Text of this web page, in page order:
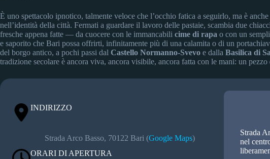
È uno spettacolo ipnotico, talmente veloce che l’occhio fatica a seguirlo, ma è
nell’identità della città. Fermati a guardare il lavoro delle pastaie, scambia due
fresche appena fatte — da cuocere con le immancabili cime di rapa o con un
e saporito che Bari possa offrirti, infinitamente più di una calamita o di un
del borgo antico, a pochi passi dal Castello Normanno-Svevo e dalla Basilica di
tradizione secolare è ancora viva, ancora visibile, ancora fatta con le mani: un
INDIRIZZO
Strada Arco Basso, 70122 Bari (Google Maps)
ORARI DI APERTURA
Strada
nel